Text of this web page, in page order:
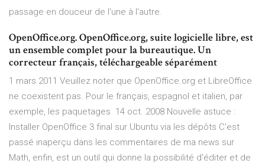
passage en douceur de l'une à l'autre.
OpenOffice.org. OpenOffice.org, suite logicielle libre, est
un ensemble complet pour la bureautique. Un
correcteur français, téléchargeable séparément
1 mars 2011 Veuillez noter que OpenOffice.org et LibreOffice
ne coexistent pas. Pour le français, espagnol et italien, par
exemple, les paquetages 14 oct. 2008 Nouvelle astuce :
Installer OpenOffice 3 final sur Ubuntu via les dépôts C'est
passé inaperçu dans les commentaires de ma news sur
Math, enfin, est un outil qui donne la possibilité d'éditer et de